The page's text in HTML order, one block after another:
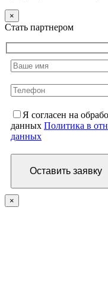
×
Стать партнером
Я согласен на
данных Политика в
данных
×